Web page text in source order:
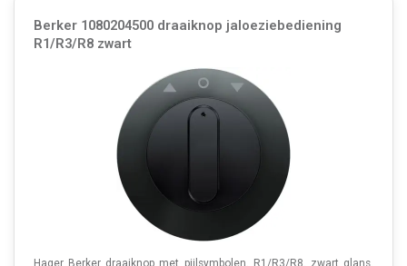
Berker 1080204500 draaiknop jaloeziebediening
R1/R3/R8 zwart
Hager Berker draaiknop met pijlsymbolen, R1/R3/R8, zwart glans.